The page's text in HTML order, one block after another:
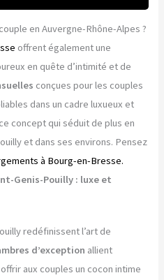
en Auvergne-Rhône-Alpes ?
offrent également une
en quête d’intimité et de
conçues pour les couples
dans un cadre luxueux et
concept qui séduit de plus en
et dans ses environs. Pensez
à Bourg-en-Bresse.
Genis-Pouilly : luxe et
redéfinissent l’art de
d’exception allient
aux couples un cocon intime